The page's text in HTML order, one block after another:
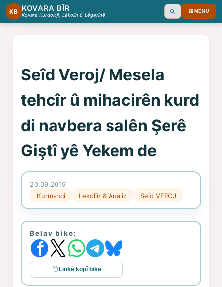
KB KOVARA BÎR
Kovara Kurdoloji, Lêkolîn û Lêgerînê Ara MENU
Seîd Veroj/ Mesela
tehcîr û mihacirên kurd
di navbera salên Şerê
Giştî yê Yekem de
20.09.2019
Kurmancî
Lekolîn & Analîz Seîd VEROJ
Belav bike:
Linkê kopî bike